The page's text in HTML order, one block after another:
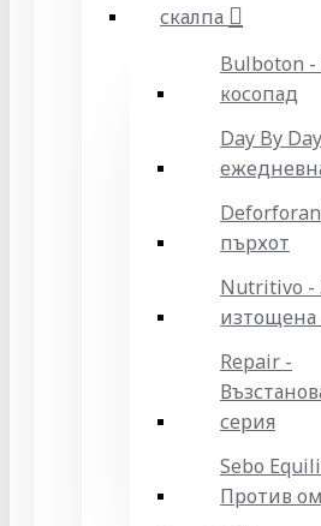
скалпа
Bulboton
косопад
Day By
пърхот
Nutritivo -
изтощена
Repair -
серия
Sebo
Против